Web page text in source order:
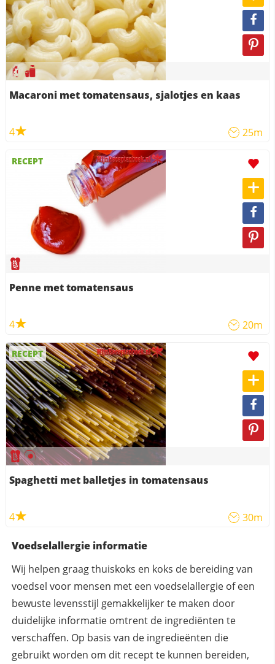
Macaroni met tomatensaus, sjalotjes en kaas
4 25m
RECEPT
Penne met tomatensaus
4 20m
RECEPT
Spaghetti met balletjes in tomatensaus
4 30m
Voedselallergie informatie
Wij helpen graag thuiskoks en koks de bereiding van
voedsel voor mensen met een voedselallergie of een
bewuste levensstijl gemakkelijker te maken door
duidelijke informatie omtrent de ingrediënten te
verschaffen. Op basis van de ingredieënten die
gebruikt worden om dit recept te kunnen bereiden,